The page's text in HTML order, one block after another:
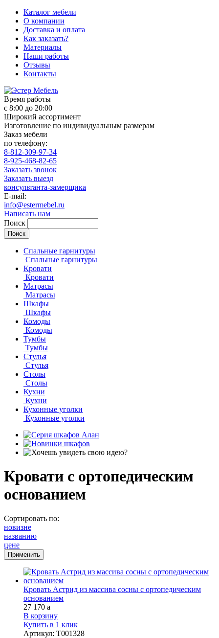
Каталог мебели
О компании
Доставка и оплата
Как заказать?
Материалы
Наши работы
Отзывы
Контакты
Время работы
с 8:00 до 20:00
Широкий ассортимент
Изготовление по индивидуальным размерам
Заказ мебели
по телефону:
8-812-309-97-34
8-925-468-82-65
Заказать звонок
Заказать выезд
консультанта-замерщика
E-mail:
info@estermebel.ru
Написать нам
Поиск
Спальные гарнитуры
Спальные гарнитуры
Кровати
Кровати
Матрасы
Матрасы
Шкафы
Шкафы
Комоды
Комоды
Тумбы
Тумбы
Стулья
Стулья
Столы
Столы
Кухни
Кухни
Кухонные уголки
Кухонные уголки
Кровати с ортопедическим
основанием
Сортировать по:
новизне
названию
цене
Кровать Астрид из массива сосны с ортопедическим
основанием
27 170 a
В корзину
Купить в 1 клик
Артикул: Т001328